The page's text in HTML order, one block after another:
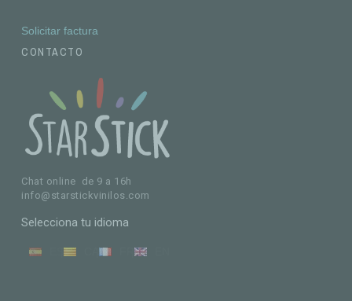
Solicitar factura
CONTACTO
Chat online de 9 a 16h
info@starstickvinilos.com
Selecciona tu idioma
ES CA FR